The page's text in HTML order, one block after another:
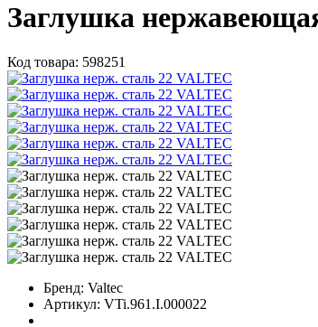
Заглушка
Код товара: 598251
Бренд: Valtec
Артикул: VTi.961.I.000022